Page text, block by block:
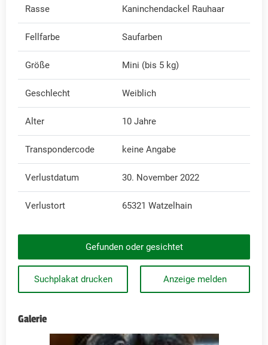
Rasse Kaninchendackel Rauhaar
Fellfarbe Saufarben
Größe Mini (bis 5 kg)
Geschlecht Weiblich
Alter 10 Jahre
Transpondercode keine Angabe
Verlustdatum 30. November 2022
Verlustort 65321 Watzelhain
Gefunden oder gesichtet
Suchplakat drucken Anzeige melden
Galerie